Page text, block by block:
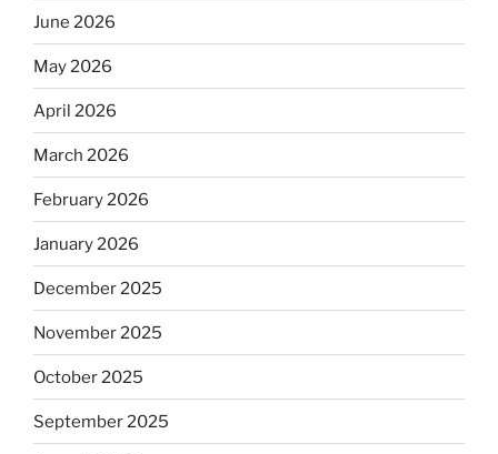
June 2026
May 2026
April 2026
March 2026
February 2026
January 2026
December 2025
November 2025
October 2025
September 2025